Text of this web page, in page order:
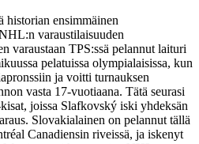
historian ensimmäinen
varaustilaisuuden
varaustaan TPS:ssä pelannut laituri
pelatuissa olympialaisissa, kun
ja voitti turnauksen
vasta 17-vuotiaana. Tätä seurasi
joissa Slafkovský iski yhdeksän
Slovakialainen on pelannut tällä
Canadiensin riveissä, ja iskenyt